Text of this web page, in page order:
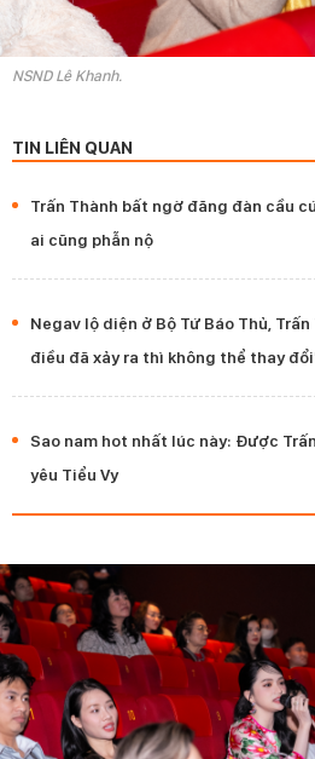
NSND Lê Khanh.
TIN LIÊN QUAN
Trấn Thành bất ngờ đăng đàn cầu
ai cũng phẫn nộ
Negav lộ diện ở Bộ Tứ Báo Thủ,
điều đã xảy ra thì không thể thay
Sao nam hot nhất lúc này: Được
yêu Tiểu Vy